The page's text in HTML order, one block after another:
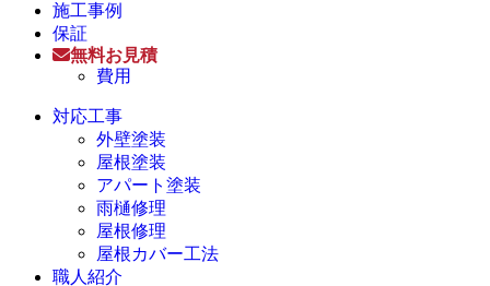
施工事例
保証
無料お見積
費用
対応工事
外壁塗装
屋根塗装
アパート塗装
雨樋修理
屋根修理
屋根カバー工法
職人紹介